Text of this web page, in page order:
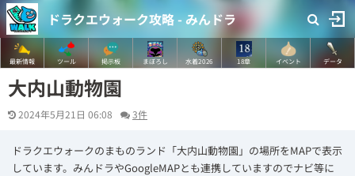
ドラクエウォーク攻略 - みんドラ
最新情報 ツール 掲示板 まぼろし 水着2026 18章 イベント データ
大内山動物園
2024年5月21日 06:08 3件
ドラクエウォークのまものランド「大内山動物園」の場所をMAPで表示
しています。みんドラやGoogleMAPとも連携していますのでナビ等に